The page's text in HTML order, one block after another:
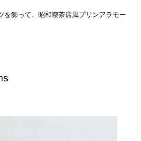
を飾って、昭和喫茶店風プリンアラモー